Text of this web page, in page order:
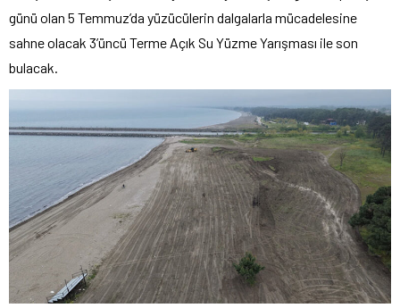
günü olan 5 Temmuz’da yüzücülerin dalgalarla mücadelesine
sahne olacak 3’üncü Terme Açık Su Yüzme Yarışması ile son
bulacak.